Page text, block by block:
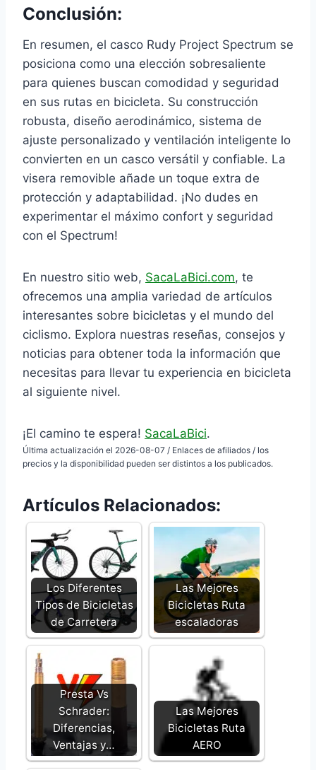
Conclusión:
En resumen, el casco Rudy Project Spectrum se
posiciona como una elección sobresaliente
para quienes buscan comodidad y seguridad
en sus rutas en bicicleta. Su construcción
robusta, diseño aerodinámico, sistema de
ajuste personalizado y ventilación inteligente lo
convierten en un casco versátil y confiable. La
visera removible añade un toque extra de
protección y adaptabilidad. ¡No dudes en
experimentar el máximo confort y seguridad
con el Spectrum!
En nuestro sitio web, SacaLaBici.com, te
ofrecemos una amplia variedad de artículos
interesantes sobre bicicletas y el mundo del
ciclismo. Explora nuestras reseñas, consejos y
noticias para obtener toda la información que
necesitas para llevar tu experiencia en bicicleta
al siguiente nivel.
¡El camino te espera! SacaLaBici.
Última actualización el 2026-08-07 / Enlaces de afiliados / los
precios y la disponibilidad pueden ser distintos a los publicados.
Artículos Relacionados:
Los Diferentes
Tipos de Bicicletas
de Carretera
Las Mejores
Bicicletas Ruta
escaladoras
Presta Vs
Schrader:
Diferencias,
Ventajas y…
Las Mejores
Bicicletas Ruta
AERO